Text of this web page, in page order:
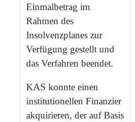
Einmalbetrag im
Rahmen des
Insolvenzplanes zur
Verfügung gestellt und
das Verfahren beendet.
KAS konnte einen
institutionellen Finanzier
akquirieren, der auf Basis